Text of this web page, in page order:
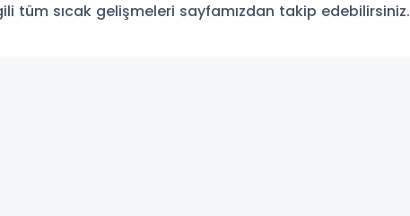
tüm sıcak gelişmeleri sayfamızdan takip edebilirsiniz.